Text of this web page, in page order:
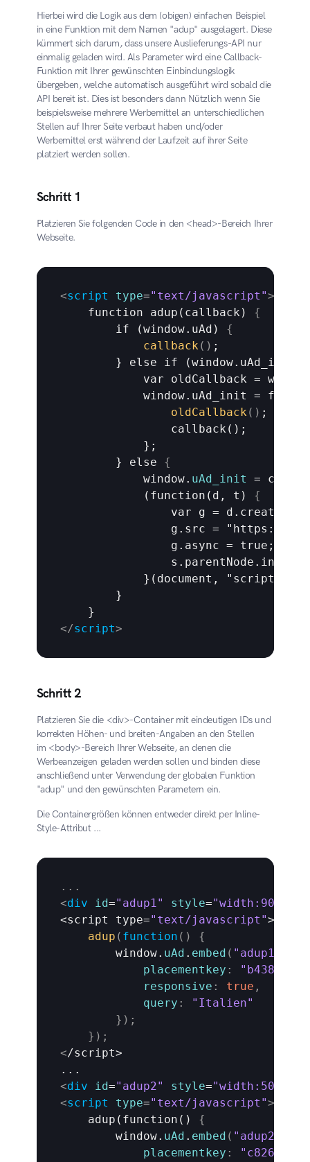
Hierbei wird die Logik aus dem (obigen) einfachen Beispiel
in eine Funktion mit dem Namen "adup" ausgelagert. Diese
kümmert sich darum, dass unsere Auslieferungs-API nur
einmalig geladen wird. Als Parameter wird eine Callback-
Funktion mit Ihrer gewünschten Einbindungslogik
übergeben, welche automatisch ausgeführt wird sobald die
API bereit ist. Dies ist besonders dann Nützlich wenn Sie
beispielsweise mehrere Werbemittel an unterschiedlichen
Stellen auf Ihrer Seite verbaut haben und/oder
Werbemittel erst während der Laufzeit auf ihrer Seite
platziert werden sollen.
Schritt 1
Platzieren Sie folgenden Code in den <head>-Bereich Ihrer
Webseite.
<script type="text/javascript">
    function adup(callback)
{
        if (window.uAd)
{
callback( ) ;
        } else if (window.uAd_init)
var oldCallback =
window.uAd_init =
oldCallback( ) ;
                callback();
            };
        } else
{
window. uAd_init =
            (function(d, t)
{
var g =
g.src = "https://
                g.async = true;
}(document,
        }
</script>
Schritt 2
Platzieren Sie die <div>-Container mit eindeutigen IDs und
korrekten Höhen- und breiten-Angaben an den Stellen
im <body>-Bereich Ihrer Webseite, an denen die
Werbeanzeigen geladen werden sollen und binden diese
anschließend unter Verwendung der globalen Funktion
"adup" und den gewünschten Parametern ein.
Die Containergrößen können entweder direkt per Inline-
Style-Attribut ...
...
<div id="adup1" style=
<script type="text/javascript">
adup ( function ( )
{
window. uAd . embed ( "adup1"
placementkey :
responsive : true ,
query :
"Italien"
} ) ;
} ) ;
</script>
<div id="adup2" style=
<script type="text/javascript">
    adup(function()
{
window. uAd . embed ( "adup2"
placementkey :